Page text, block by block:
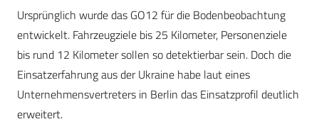
Ursprünglich wurde das GO12 für die Bodenbeobachtung
entwickelt. Fahrzeugziele bis 25 Kilometer, Personenziele
bis rund 12 Kilometer sollen so detektierbar sein. Doch die
Einsatzerfahrung aus der Ukraine habe laut eines
Unternehmensvertreters in Berlin das Einsatzprofil deutlich
erweitert.